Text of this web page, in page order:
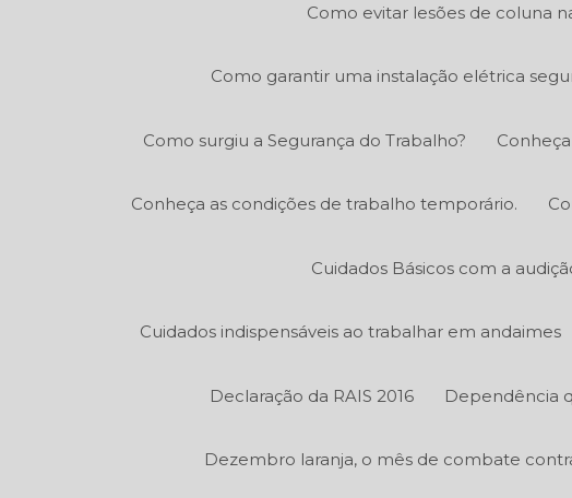
Como evitar lesões de coluna
Como garantir uma instalação elétrica
Como surgiu a Segurança do Trabalho?
Conheça as condições de trabalho temporário.
Cuidados Básicos com a
Cuidados indispensáveis ao trabalhar em andaimes
Declaração da RAIS 2016 Dependência
Dezembro laranja, o mês de combate